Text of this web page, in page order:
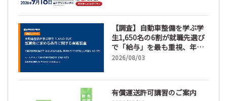
【調査】自動車整備を学ぶ学
生1,650名の6割が就職先選び
で「給与」を最も重視、年間
休日「110日以上」希望も
2026/08/03
有償運送許可講習のご案内